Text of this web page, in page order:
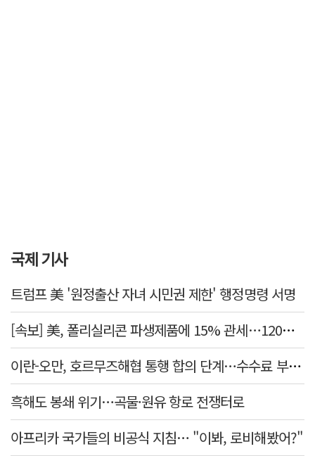
국제 기사
트럼프 美 '원정출산 자녀 시민권 제한' 행정명령 서명
[속보] 美, 폴리실리콘 파생제품에 15% 관세…120일 뒤 발효
이란-오만, 호르무즈해협 통행 합의 단계…수수료 부과되나
흑해도 봉쇄 위기…곡물·원유 항로 전쟁터로
아프리카 국가들의 비공식 지침… "이봐, 로비해봤어?"